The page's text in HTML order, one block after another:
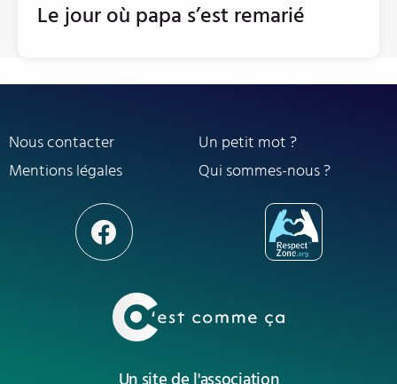
Le jour où papa s’est remarié
Nous contacter
Un petit mot ?
Mentions légales
Qui sommes-nous ?